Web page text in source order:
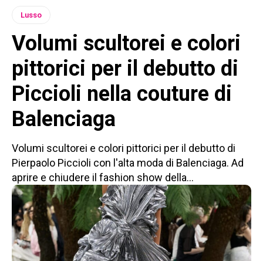
Lusso
Volumi scultorei e colori
pittorici per il debutto di
Piccioli nella couture di
Balenciaga
Volumi scultorei e colori pittorici per il debutto di
Pierpaolo Piccioli con l'alta moda di Balenciaga. Ad
aprire e chiudere il fashion show della...